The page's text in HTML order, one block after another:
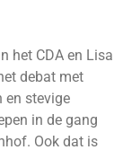
het CDA en Lisa
debat met
en stevige
in de gang
Ook dat is